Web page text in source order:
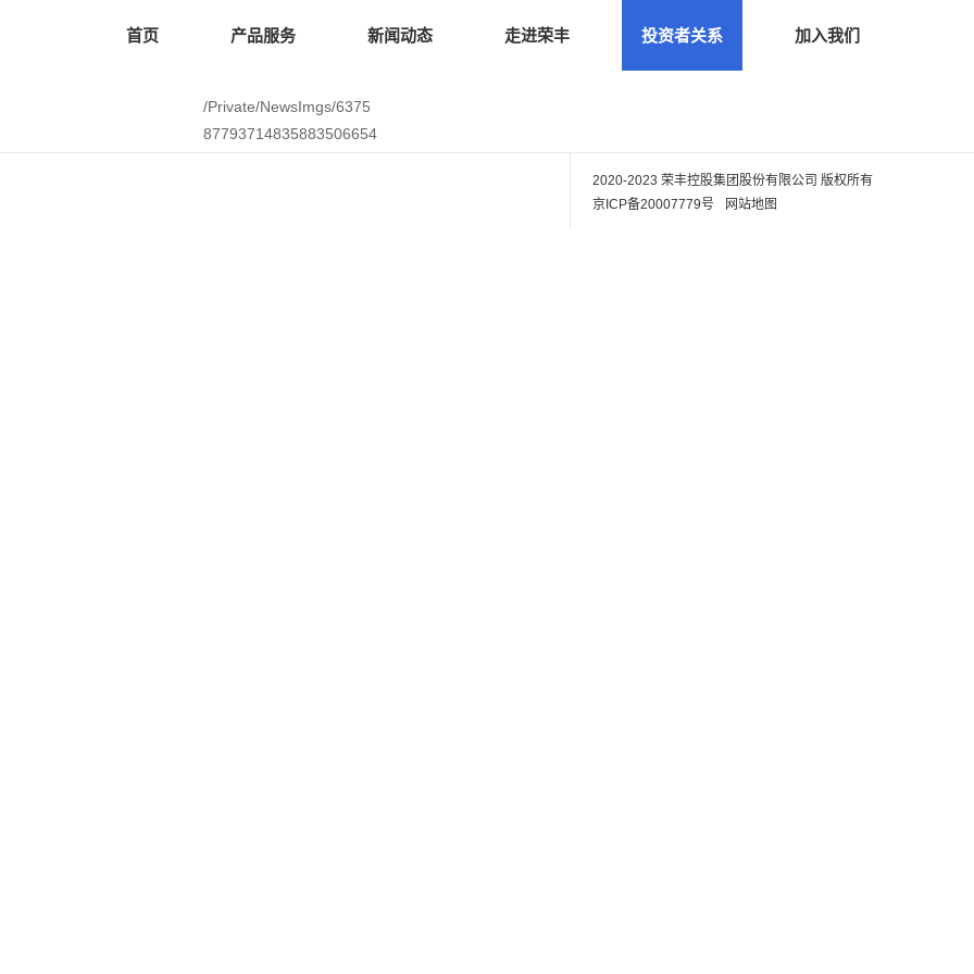
首页 产品服务 新闻动态 走进荣丰 投资者关系 加入我们
/Private/NewsImgs/6375
87793714835883506654
2020-2023 荣丰控股集团股份有限公司 版权所有
京ICP备20007779号
网站地图